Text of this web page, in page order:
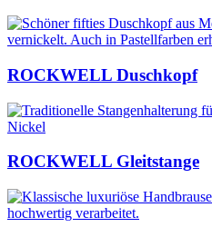
ROCKWELL Duschkopf
ROCKWELL Gleitstange